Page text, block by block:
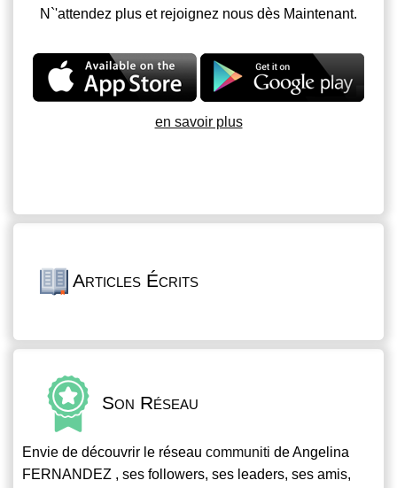
N`'attendez plus et rejoignez nous dès Maintenant.
en savoir plus
Articles Écrits
Son Réseau
Envie de découvrir le réseau communiti de Angelina
FERNANDEZ , ses followers, ses leaders, ses amis,